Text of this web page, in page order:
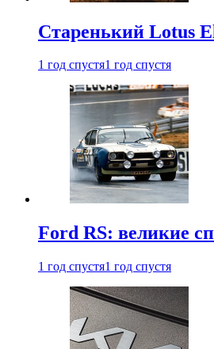
Старенький Lotus
1 год спустя1 год спустя
Ford RS: великие
1 год спустя1 год спустя